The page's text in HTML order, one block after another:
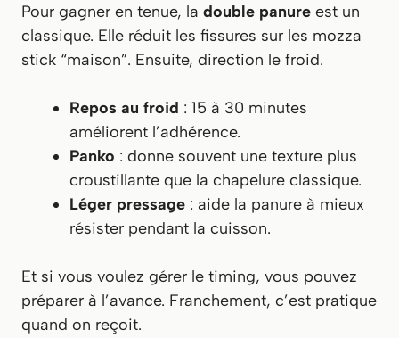
Pour gagner en tenue, la double panure est un
classique. Elle réduit les fissures sur les mozza
stick “maison”. Ensuite, direction le froid.
Repos au froid : 15 à 30 minutes
améliorent l’adhérence.
Panko : donne souvent une texture plus
croustillante que la chapelure classique.
Léger pressage : aide la panure à mieux
résister pendant la cuisson.
Et si vous voulez gérer le timing, vous pouvez
préparer à l’avance. Franchement, c’est pratique
quand on reçoit.